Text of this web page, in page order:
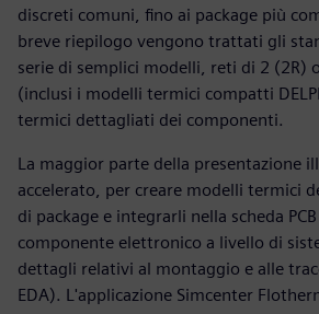
discreti comuni, fino ai package più
breve riepilogo vengono trattati gli
serie di semplici modelli, reti di 2 (2R)
(inclusi i modelli termici compatti
termici dettagliati dei componenti.
La maggior parte della presentazione
accelerato, per creare modelli termici
di package e integrarli nella scheda
componente elettronico a livello di
dettagli relativi al montaggio e alle
EDA). L'applicazione Simcenter